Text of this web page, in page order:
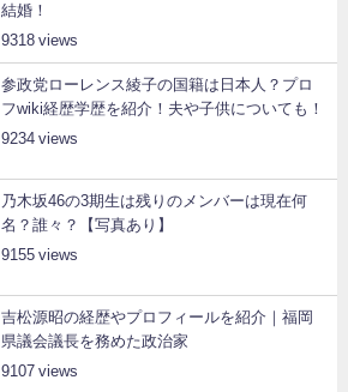
結婚！
9318
参政党ローレンス綾子の国籍は日本人？プロ
フwiki経歴学歴を紹介！夫や子供についても！
9234
乃木坂46の3期生は残りのメンバーは現在何
名？誰々？【写真あり】
9155
吉松源昭の経歴やプロフィールを紹介｜福岡
県議会議長を務めた政治家
9107